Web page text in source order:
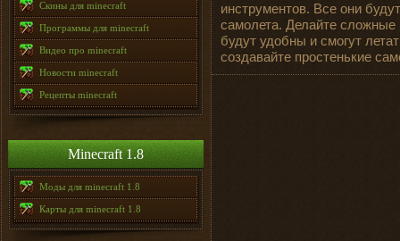
Скины для minecraft
Программы для minecraft
Видео про minecraft
Новости minecraft
Рецепты minecraft
Minecraft 1.8
Моды для minecraft 1.8
Карты для minecraft 1.8
инструментов. Все они
самолета. Делайте
будут удобны и смогут
создавайте простенькие